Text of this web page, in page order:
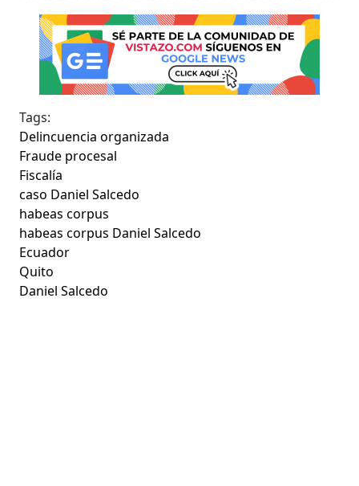
Tags:
Delincuencia organizada
Fraude procesal
Fiscalía
caso Daniel Salcedo
habeas corpus
habeas corpus Daniel Salcedo
Ecuador
Quito
Daniel Salcedo